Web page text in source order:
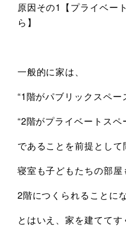
原因その1【プライベー
ら】
一般的に家は、
“1階がパブリックスペー
“2階がプライベートスペ
であることを前提とし
寝室も子どもたちの部屋
2階につくられることに
とはいえ、家を建ててす